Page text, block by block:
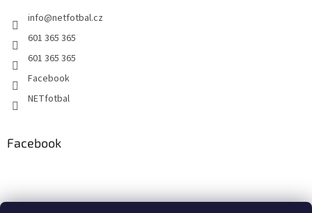
info@netfotbal.cz
601 365 365
601 365 365
Facebook
NETfotbal
Facebook